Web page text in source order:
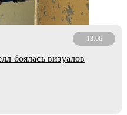
13.06
боялась визуалов